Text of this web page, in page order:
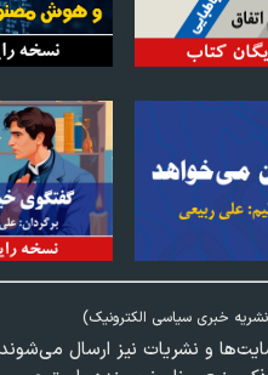
خبری سياسی الکترونیک)
سايت‌ها و نشريات نيز ارسال